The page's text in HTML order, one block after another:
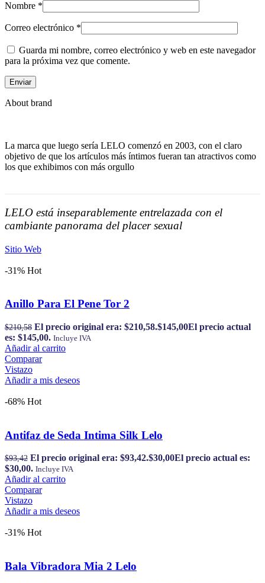
Nombre *
Correo electrónico *
Guarda mi nombre, correo electrónico y web en este navegador
para la próxima vez que comente.
About brand
La marca que luego sería LELO comenzó en 2003, con el claro
objetivo de que los artículos más íntimos fueran tan atractivos como
los que exhibimos con más orgullo
LELO está inseparablemente entrelazada con el
cambiante panorama del placer sexual
Sitio Web
-31% Hot
Anillo Para El Pene Tor 2
$210,58 El precio original era: $210,58.$145,00El precio actual
es: $145,00. Incluye IVA
Añadir al carrito
Comparar
Vistazo
Añadir a mis deseos
-68% Hot
Antifaz de Seda Intima Silk Lelo
$93,42 El precio original era: $93,42.$30,00El precio actual es:
$30,00. Incluye IVA
Añadir al carrito
Comparar
Vistazo
Añadir a mis deseos
-31% Hot
Bala Vibradora Mia 2 Lelo